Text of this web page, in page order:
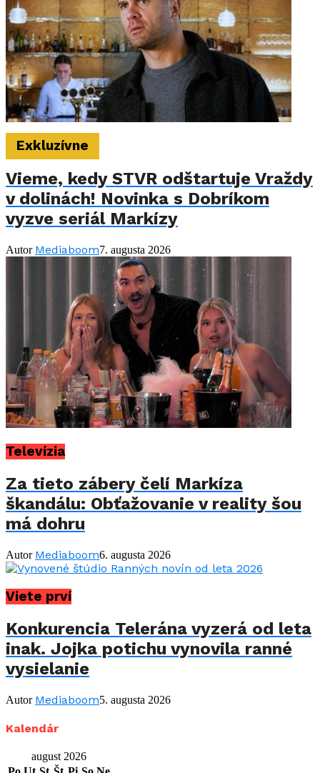
Exkluzívne
Vieme, kedy STVR odštartuje Vraždy
v dolinách! Novinka s Dobríkom
vyzve seriál Markízy
Autor Mediaboom7. augusta 2026
Televízia
Za tieto zábery čelí Markíza
škandálu: Obťažovanie v reality šou
má dohru
Autor Mediaboom6. augusta 2026
Viete prví
Konkurencia Telerána vyzerá od leta
inak. Jojka potichu vynovila ranné
vysielanie
Autor Mediaboom5. augusta 2026
Kalendár
august 2026